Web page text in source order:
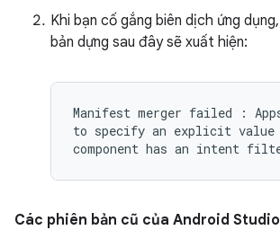
Khi bạn cố gắng biên dịch ứng
bản dựng sau đây sẽ xuất hiện:
Manifest merger failed :
to specify an explicit value
Các phiên bản cũ của Android Studio